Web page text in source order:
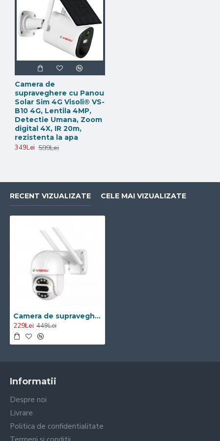
Camera de
supraveghere cu Panou
Solar Sim 4G Visoli® VS-
B10 4G, Lentila 4MP,
Detectie Umana, Zoom
digital 4X, IR 20m,
rezistenta la apa
349Lei 599Lei
RECENT VIZUALIZATE CELE MAI VIZUALIZATE
Camera de supraveghere WIFI Visoli® A8 Pro, 2 Lentile, Zoom optic 8X, exterior/interior, Full HD 2K, rotire din aplicatie, leduri lumina
229Lei 449Lei
Informatii
Despre noi
Livrare
Politica de confidentialitate